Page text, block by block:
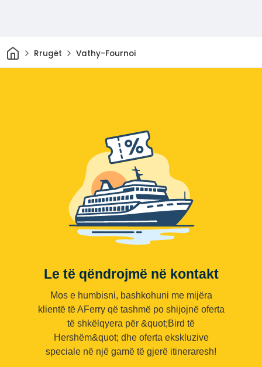
ShtëpiRrugët Vathy-Fournoi
Le të qëndrojmë në kontakt
Mos e humbisni, bashkohuni me mijëra
klientë të AFerry që tashmë po shijojnë oferta
të shkëlqyera për &quot;Bird të
Hershëm&quot; dhe oferta ekskluzive
speciale në një gamë të gjerë itineraresh!